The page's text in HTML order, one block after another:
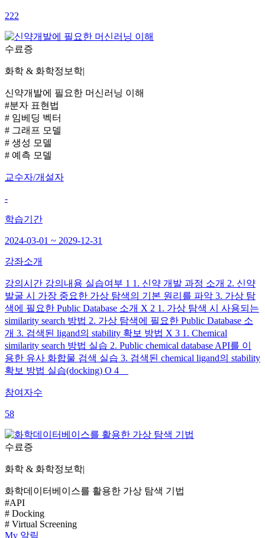
222
수료증
화학 & 화학정보학|
신약개발에 필요한 머신러닝 이해
#분자 표현법
# 임베딩 벡터
# 그래프 모델
# 생성 모델
# 예측 모델
교수자/개설자
-
학습기간
2024-03-01 ~ 2029-12-31
강좌소개
강의시간 강의내용 실습여부 1 1. 신약 개발 과정 소개 2. 신약
발굴 시 가장 중요한 가상 탐색의 기본 원리를 파악 3. 가상 탐
색에 필요한 Public Database 소개 X 2 1. 가상 탐색 시 사용되는
similarity search 방법 2. 가상 탐색에 필요한 Public Database 소
개 3. 검색된 ligand의 stability 확보 방법 X 3 1. Chemical
similarity search 방법 실습 2. Public chemical database API를 이
용한 유사 화합물 검색 실습 3. 검색된 chemical ligand의 stability
확보 방법 실습(docking) O 4
참여자수
58
수료증
화학 & 화학정보학|
화학데이터베이스를 활용한 가상 탐색 기법
#API
# Docking
# Virtual Screening
My 알림